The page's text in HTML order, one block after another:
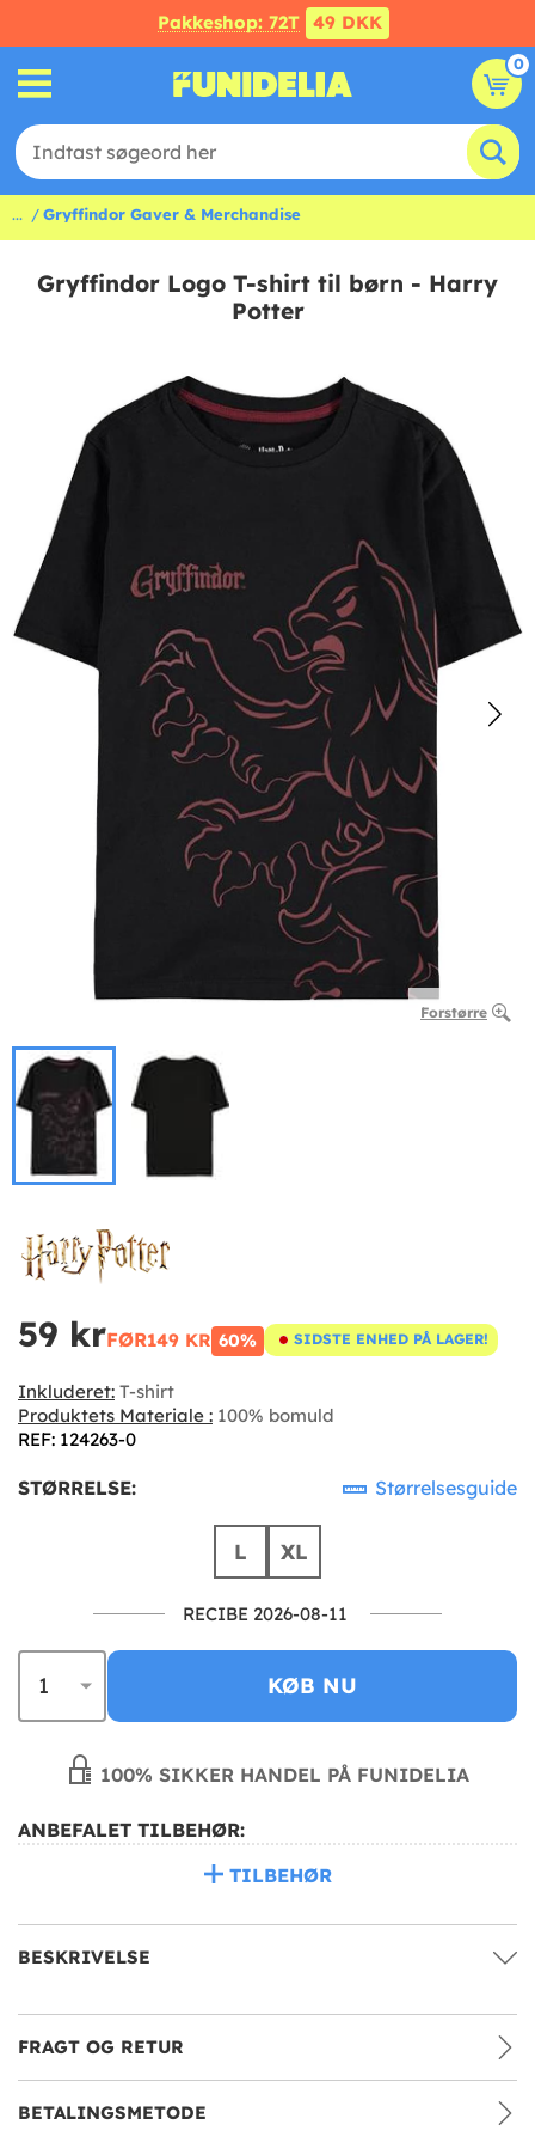
Pakkeshop: 72T 49 DKK
0
... Gryffindor Gaver & Merchandise
Gryffindor Logo T-shirt til børn - Harry
Potter
Forstørre
59 krFØR149 KR 60% SIDSTE ENHED PÅ LAGER!
Inkluderet: T-shirt
Produktets Materiale : 100% bomuld
REF: 124263-0
STØRRELSE: Størrelsesguide
L XL
RECIBE 2026-08-11
KØB NU
100% SIKKER HANDEL PÅ FUNIDELIA
ANBEFALET TILBEHØR:
TILBEHØR
BESKRIVELSE
FRAGT OG RETUR
BETALINGSMETODE